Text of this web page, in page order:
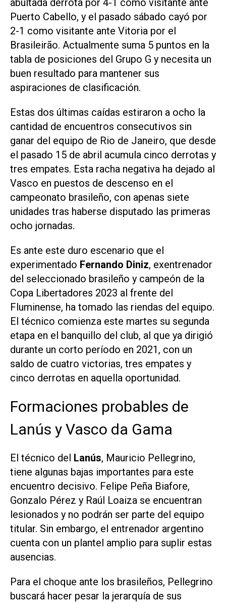
abultada derrota por 4-1 como visitante ante
Puerto Cabello, y el pasado sábado cayó por
2-1 como visitante ante Vitoria por el
Brasileirão. Actualmente suma 5 puntos en la
tabla de posiciones del Grupo G y necesita un
buen resultado para mantener sus
aspiraciones de clasificación.
Estas dos últimas caídas estiraron a ocho la
cantidad de encuentros consecutivos sin
ganar del equipo de Rio de Janeiro, que desde
el pasado 15 de abril acumula cinco derrotas y
tres empates. Esta racha negativa ha dejado al
Vasco en puestos de descenso en el
campeonato brasileño, con apenas siete
unidades tras haberse disputado las primeras
ocho jornadas.
Es ante este duro escenario que el
experimentado Fernando Diniz, exentrenador
del seleccionado brasileño y campeón de la
Copa Libertadores 2023 al frente del
Fluminense, ha tomado las riendas del equipo.
El técnico comienza este martes su segunda
etapa en el banquillo del club, al que ya dirigió
durante un corto período en 2021, con un
saldo de cuatro victorias, tres empates y
cinco derrotas en aquella oportunidad.
Formaciones probables de
Lanús y Vasco da Gama
El técnico del Lanús, Mauricio Pellegrino,
tiene algunas bajas importantes para este
encuentro decisivo. Felipe Peña Biafore,
Gonzalo Pérez y Raúl Loaiza se encuentran
lesionados y no podrán ser parte del equipo
titular. Sin embargo, el entrenador argentino
cuenta con un plantel amplio para suplir estas
ausencias.
Para el choque ante los brasileños, Pellegrino
buscará hacer pesar la jerarquía de sus